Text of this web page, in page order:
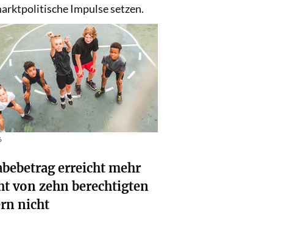
Impulse setzen.
erreicht mehr
von zehn berechtigten
nicht